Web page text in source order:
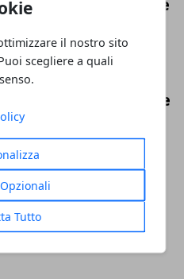
il nostro sito
scegliere a quali
Tutto
economica globale
ecco
ciò che c’è da sapere
tecnica
prima di investire